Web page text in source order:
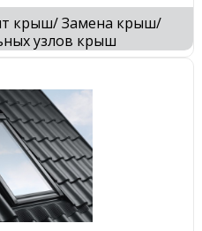
крыш/ Замена крыш/
узлов крыш